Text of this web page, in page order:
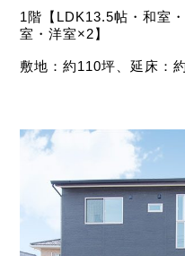
1階【LDK13.5帖・和室
室・洋室×2】
敷地：約110坪、延床：